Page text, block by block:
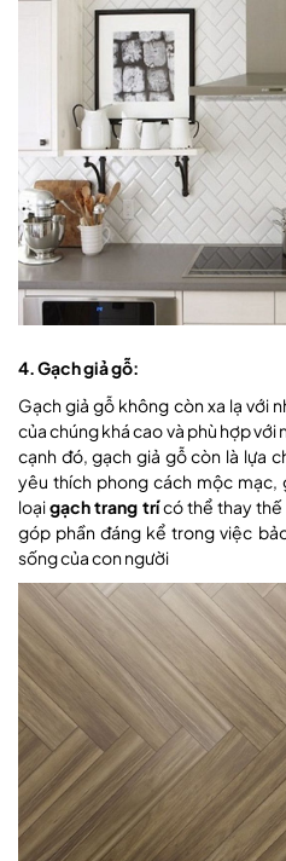
4. Gạch giả gỗ:
Gạch giả gỗ không còn xa lạ với
của chúng khá cao và phù hợp
cạnh đó, gạch giả gỗ còn là lựa
yêu thích phong cách mộc mạc,
loạigạch trang trícó thể thay thế
góp phần đáng kể trong việc
sống của con người